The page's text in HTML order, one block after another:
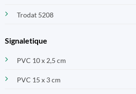
Trodat 5208
Signaletique
PVC 10 x 2,5 cm
PVC 15 x 3 cm